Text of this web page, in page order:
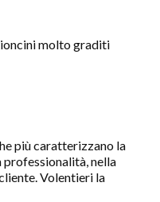
molto graditi
più caratterizzano la
nella
Volentieri la